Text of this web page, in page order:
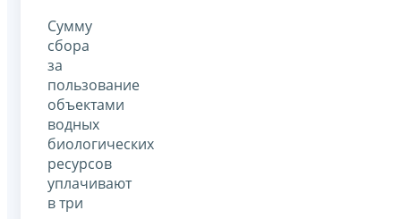
Сумму
сбора
за
пользование
объектами
водных
биологических
ресурсов
уплачивают
в три